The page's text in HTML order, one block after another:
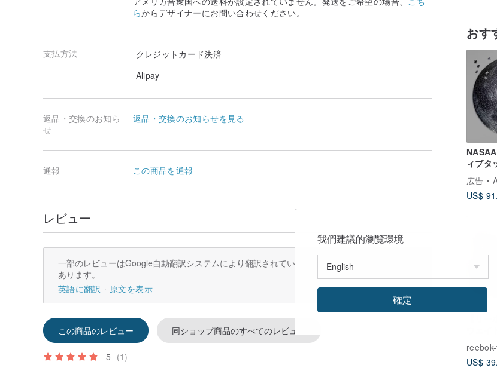
おす
ィブタ
ルバー
広告
US$
【リ
ウェ
トリ
ット)
US$
らからデザイナーにお問い合わせください。
支払方法
クレジットカード決済
Alipay
返品・交換のお知ら
せ
返品・交換のお知らせを見る
通報 この商品を通報
レビュー
一部のレビューはGoogle自動翻訳システムにより翻訳されているため、内容が不完全な場合が
あります。
英語に翻訳
原文を表示
この商品のレビュー 同ショップ商品のすべてのレビュー
5 (1)
我們建議的瀏覽環境
確定